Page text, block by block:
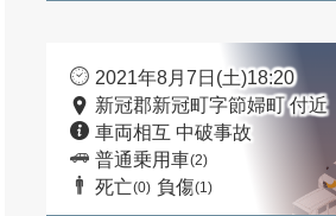
2021年8月7日(土)18:20
新冠郡新冠町字節婦町 付近
車両相互 中破事故
普通乗用車(2)
死亡(0) 負傷(1)